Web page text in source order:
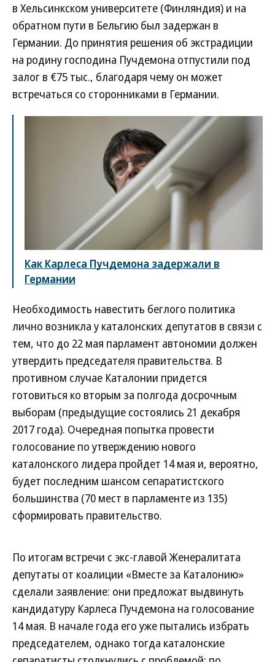
в Хельсинкском университете (Финляндия) и на
обратном пути в Бельгию был задержан в
Германии. До принятия решения об экстрадиции
на родину господина Пучдемона отпустили под
залог в €75 тыс., благодаря чему он может
встречаться со сторонниками в Германии.
Как Карлеса Пучдемона задержали в
Германии
Необходимость навестить беглого политика
лично возникла у каталонских депутатов в связи с
тем, что до 22 мая парламент автономии должен
утвердить председателя правительства. В
противном случае Каталонии придется
готовиться ко вторым за полгода досрочным
выборам (предыдущие состоялись 21 декабря
2017 года). Очередная попытка провести
голосование по утверждению нового
каталонского лидера пройдет 14 мая и, вероятно,
будет последним шансом сепаратистского
большинства (70 мест в парламенте из 135)
сформировать правительство.
По итогам встречи с экс-главой Женералитата
депутаты от коалиции «Вместе за Каталонию»
сделали заявление: они предложат выдвинуть
кандидатуру Карлеса Пучдемона на голосование
14 мая. В начале года его уже пытались избрать
председателем, однако тогда каталонские